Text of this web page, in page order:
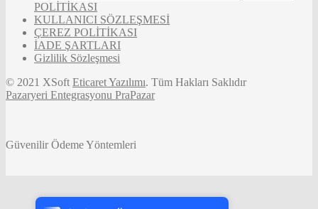
7/24 Canlı Destek
POLİTİKASI
KULLANICI SÖZLEŞMESİ
ÇEREZ POLİTİKASI
İADE ŞARTLARI
Gizlilik Sözleşmesi
© 2021 XSoft Eticaret Yazılımı. Tüm Hakları Saklıdır
Pazaryeri Entegrasyonu PraPazar
Güvenilir Ödeme Yöntemleri